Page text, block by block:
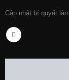
Cập nhật bí quyết